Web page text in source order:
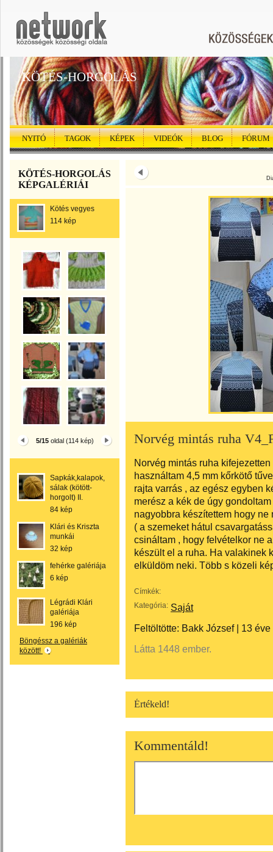
KÖTÉS-HORGOLÁS
NYITÓ TAGOK KÉPEK VIDEÓK BLOG FÓRUM
KÖTÉS-HORGOLÁS
KÉPGALÉRIÁI
Kötés vegyes
114 kép
5/15oldal (114 kép)
Sapkák,kalapok,
sálak (kötött-
horgolt) II.
84 kép
Klári és Kriszta
munkái
32 kép
fehérke galériája
6 kép
Légrádi Klári
galériája
196 kép
Böngéssz a galériák
között!
Norvég mintás ruha
Norvég mintás ruha
használtam 4,5 mm kőrkötő
rajta varrás , az egész egyben
merész a kék de úgy
nagyobbra készítettem hogy
( a szemeket hátul
csináltam , hogy felvételkor ne
készült el a ruha. Ha valakinek
elküldöm neki. Több s közeli
Címkék:
Kategória: Saját
Feltöltötte: Bakk József| 13 éve
Látta 1448 ember.
Értékeld!
Kommentáld!